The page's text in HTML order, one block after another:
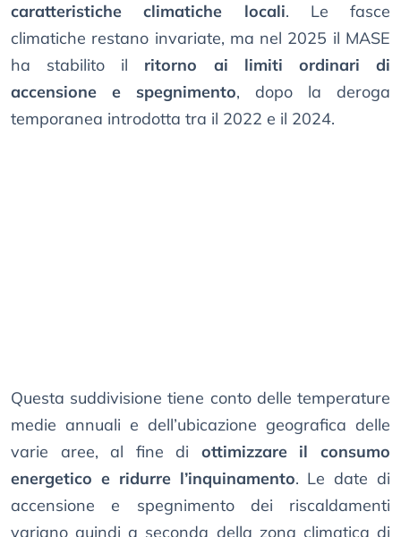
caratteristiche climatiche locali. Le fasce
climatiche restano invariate, ma nel 2025 il MASE
ha stabilito il ritorno ai limiti ordinari di
accensione e spegnimento, dopo la deroga
temporanea introdotta tra il 2022 e il 2024.
Questa suddivisione tiene conto delle temperature
medie annuali e dell’ubicazione geografica delle
varie aree, al fine di ottimizzare il consumo
energetico e ridurre l’inquinamento. Le date di
accensione e spegnimento dei riscaldamenti
variano quindi a seconda della zona climatica di